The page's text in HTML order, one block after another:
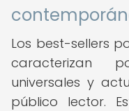
Los best-sellers
caracterizan
universales y
público lector.